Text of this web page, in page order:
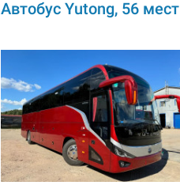
Автобус Yutong, 56 мест